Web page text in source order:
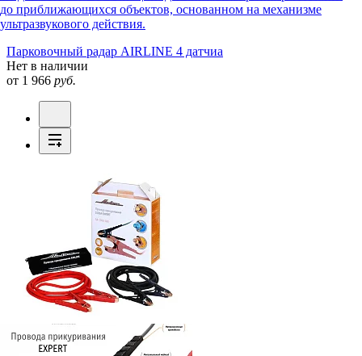
до приближающихся объектов, основанном на механизме
ультразвукового действия.
Парковочный радар AIRLINE 4 датчиа
Нет в наличии
от 1 966 руб.